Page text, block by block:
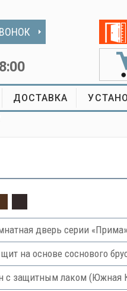
ДОСТАВКА
дверь серии «Прима»
на основе соснового
защитным лаком (Южная